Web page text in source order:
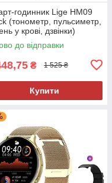
годинник Lige HM09
(тонометр, пульсиметр,
у крові, дзвінки)
до відправки
₴ 1 525 ₴
Купити